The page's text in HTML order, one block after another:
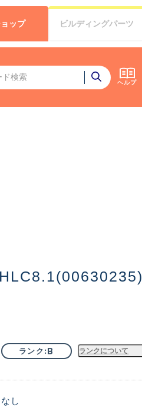
ヘルプ
ップ ビルディングパーツ
ランク B ランクについて
なし